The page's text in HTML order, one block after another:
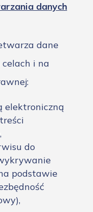
danych
dane
i na
elektroniczną
do
podstawie